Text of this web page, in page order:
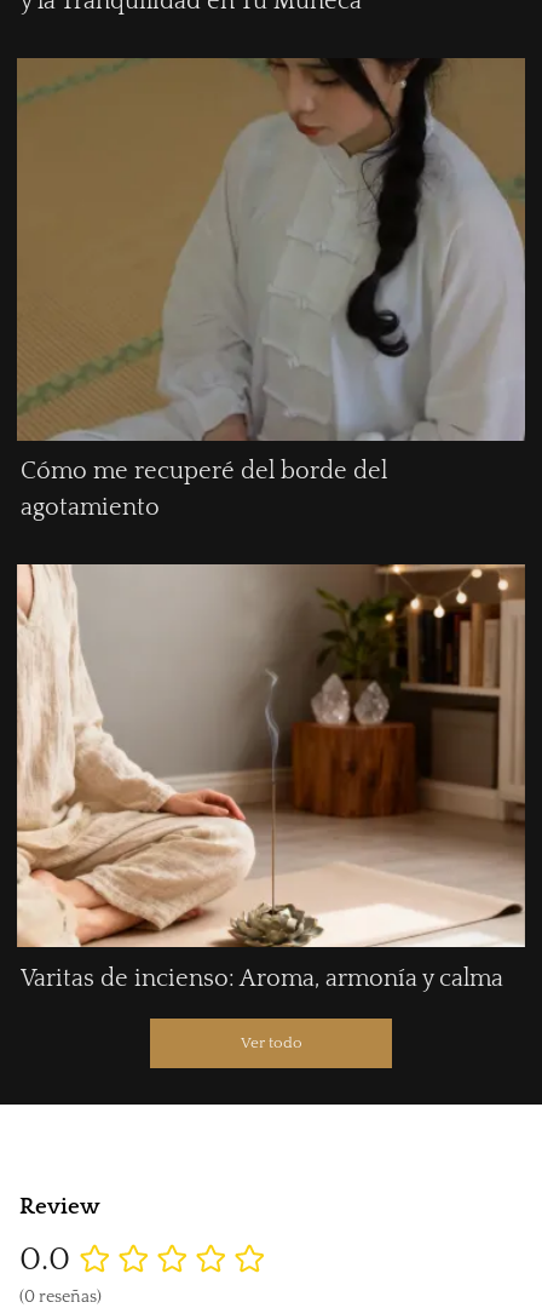
Cómo me recuperé del borde del
agotamiento
Varitas de incienso: Aroma, armonía y calma
Ver todo
Review
0.0
(0 reseñas)